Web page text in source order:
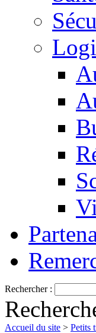
Rechercher :
Accueil du site > Petits